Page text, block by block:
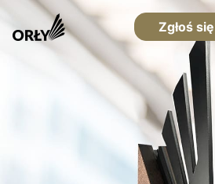
Zgłoś się